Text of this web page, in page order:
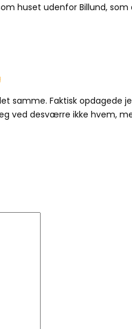
huset udenfor Billund,
samme. Faktisk opdagede
ved desværre ikke hvem,